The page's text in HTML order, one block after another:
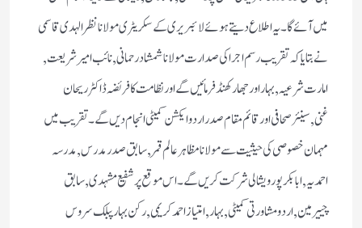
میں آئےگا۔ یہ اطلاع دیتے ہوئے لائبریری کے سکریٹری مولانا نظرا لہدی قاسمی
نے بتایا کہ تقریب رسم اجرا کی صدارت مولانا شمشاد رحمانی, نائب امیر شریعت,
امارت شرعیہ ,بہار اور جھارکھنڈ فرمائیں گے اور نظامت کا فریضہ ڈاکٹر ریحان
غنی,سینئر صحافی اور قائم مقام صدر اردو ایکشن کمیٹی انجام دیں گے ۔ تقریب میں
مہمان خصوصی کی حیثیت سے مولانا مظاہرعالم قمر,سابق صدر مدرس, مدرسہ
احمدیہ,ابا بکر پور ویشالی شرکت کریں گے ۔ اس موقع پر شفیع مشہدی,سابق
چییرمین ,اردو مشاورتی کمیٹی,بہار,امتیاز احمد کریمی, رکن بہار پبلک سروس